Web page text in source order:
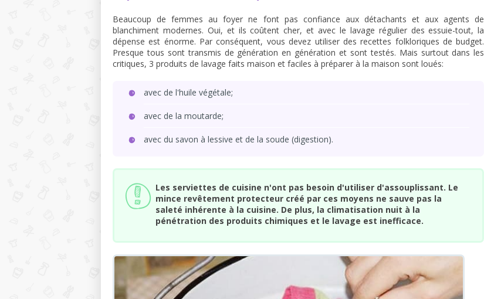
Beaucoup de femmes au foyer ne font pas confiance aux détachants et aux agents de
blanchiment modernes. Oui, et ils coûtent cher, et avec le lavage régulier des essuie-tout, la
dépense est énorme. Par conséquent, vous devez utiliser des recettes folkloriques de budget.
Presque tous sont transmis de génération en génération et sont testés. Mais surtout dans les
critiques, 3 produits de lavage faits maison et faciles à préparer à la maison sont loués:
avec de l'huile végétale;
avec de la moutarde;
avec du savon à lessive et de la soude (digestion).
Les serviettes de cuisine n'ont pas besoin d'utiliser d'assouplissant. Le
mince revêtement protecteur créé par ces moyens ne sauve pas la
saleté inhérente à la cuisine. De plus, la climatisation nuit à la
pénétration des produits chimiques et le lavage est inefficace.